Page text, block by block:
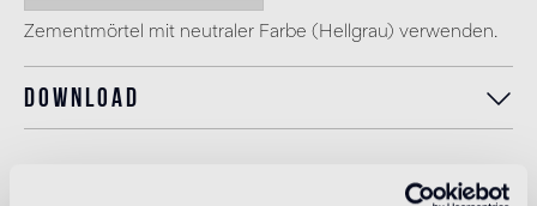
Zementmörtel mit neutraler Farbe (Hellgrau) verwenden.
Download